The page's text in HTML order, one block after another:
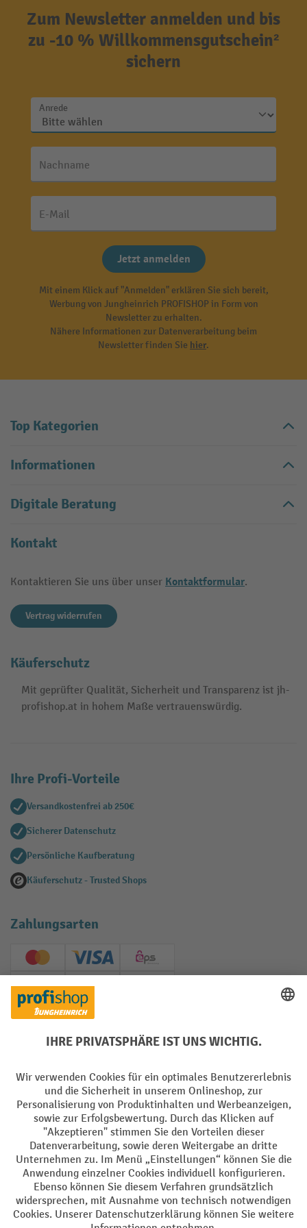
Zum Newsletter anmelden und bis
zu -10 % Willkommensgutschein²
sichern
Anrede
Nachname
E-Mail
Jetzt anmelden
Mit einem Klick auf "Anmelden" erklären Sie sich bereit,
Werbung von Jungheinrich PROFISHOP in Form von
Newsletter zu erhalten.
Nähere Informationen zur Datenverarbeitung beim
Newsletter finden Sie hier.
Top Kategorien
Informationen
Digitale Beratung
Kontakt
Kontaktieren Sie uns über unser Kontaktformular.
Vertrag widerrufen
Käuferschutz
Mit geprüfter Qualität, Sicherheit und Transparenz ist jh-
profishop.at in hohem Maße vertrauenswürdig.
Ihre Profi-Vorteile
Versandkostenfrei ab 250€
Sicherer Datenschutz
Persönliche Kaufberatung
Käuferschutz - Trusted Shops
Zahlungsarten
Creditcard (Master)Creditcard (Visa)
EPS
PayPal
Soziale Netzwerke
Impressum Datenschutz
Barrierefreiheit Privacy Settings
Alle Preise exkl. gesetzl. Mehrwertsteuer zzgl.Versandkostenund ggf.
Nachnahmegebühren, wenn nicht anders angegeben.